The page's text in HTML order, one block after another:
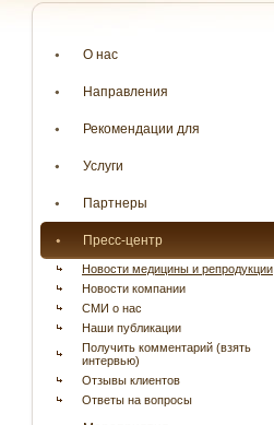
О нас
Направления
Рекомендации для
Услуги
Партнеры
Пресс-центр
Новости медицины и репродукции
Новости компании
СМИ о нас
Наши публикации
Получить комментарий (взять
интервью)
Отзывы клиентов
Ответы на вопросы